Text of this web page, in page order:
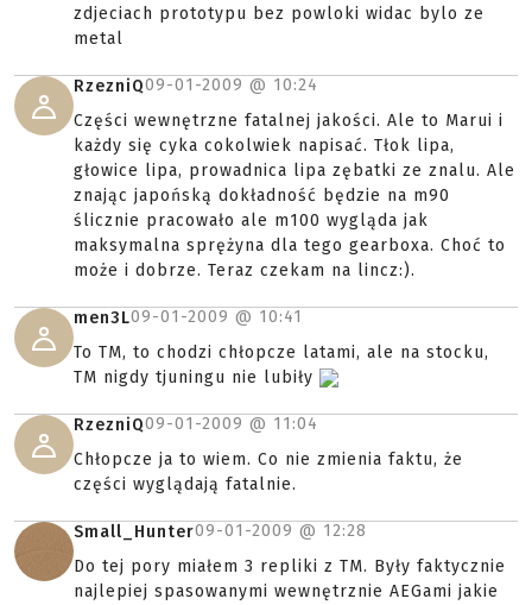
zdjeciach prototypu bez powloki widac bylo ze
metal
RzezniQ09-01-2009 @ 10:24
Części wewnętrzne fatalnej jakości. Ale to Marui i
każdy się cyka cokolwiek napisać. Tłok lipa,
głowice lipa, prowadnica lipa zębatki ze znalu. Ale
znając japońską dokładność będzie na m90
ślicznie pracowało ale m100 wygląda jak
maksymalna sprężyna dla tego gearboxa. Choć to
może i dobrze. Teraz czekam na lincz:).
men3L09-01-2009 @ 10:41
To TM, to chodzi chłopcze latami, ale na stocku,
TM nigdy tjuningu nie lubiły
RzezniQ09-01-2009 @ 11:04
Chłopcze ja to wiem. Co nie zmienia faktu, że
części wyglądają fatalnie.
Small_Hunter09-01-2009 @ 12:28
Do tej pory miałem 3 repliki z TM. Były faktycznie
najlepiej spasowanymi wewnętrznie AEGami jakie